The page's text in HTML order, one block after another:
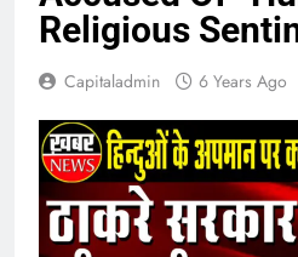
Religious
Capitaladmin 6 Years Ago